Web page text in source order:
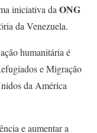
iniciativa daONG
da Venezuela.
humanitária é
e Migração
da América
e aumentar a